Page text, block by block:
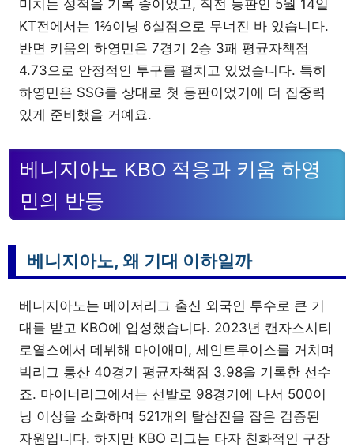
미치는 성적을 기록 중이었고, 직전 등판인 5월 14일
KT전에서는 1⅔이닝 6실점으로 무너진 바 있습니다.
반면 키움의 하영민은 7경기 2승 3패 평균자책점
4.73으로 안정적인 투구를 펼치고 있었습니다. 특히
하영민은 SSG를 상대로 첫 등판이었기에 더 집중력
있게 준비했을 거예요.
베니지아노 KBO 적응과 키움 하영
민의 반등
베니지아노, 왜 기대 이하일까
베니지아노는 메이저리그 출신 외국인 투수로 큰 기
대를 받고 KBO에 입성했습니다. 2023년 캔자스시티
로열스에서 데뷔해 마이애미, 세인트루이스를 거치며
빅리그 통산 40경기 평균자책점 3.98을 기록한 선수
죠. 마이너리그에서는 선발로 98경기에 나서 500이
닝 이상을 소화하며 521개의 탈삼진을 잡은 검증된
자원입니다. 하지만 KBO 리그는 타자 친화적인 구장